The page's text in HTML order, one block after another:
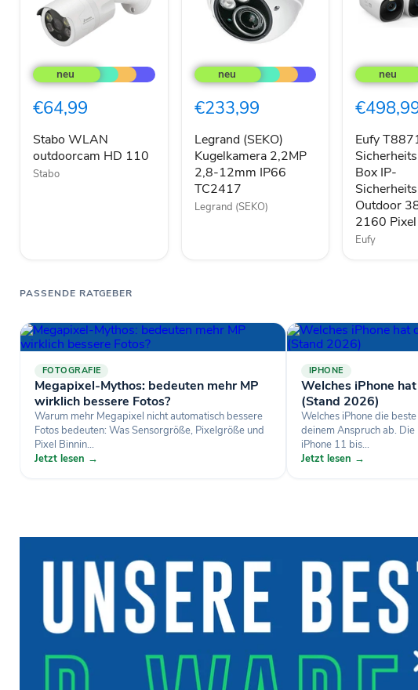
WLAN
outdoorcam
110
€64,99
Stabo WLAN
outdoorcam HD 110
Stabo
(SEKO)
Kugelkamera
2,8-
IP66
TC2417
€233,99
Legrand (SEKO)
Kugelkamera 2,2MP
2,8-12mm IP66
TC2417
Legrand (SEKO)
IP-
Outdoor
3840
x
2160
Pixel
Wand
Eufy
Box IP-
Outdoor
2160
Eufy
PASSENDE RATGEBER
FOTOGRAFIE
Megapixel-Mythos: bedeuten mehr MP
wirklich bessere Fotos?
Warum mehr Megapixel nicht automatisch bessere
Fotos bedeuten: Was Sensorgröße, Pixelgröße und
Pixel Binnin...
Jetzt lesen →
IPHONE
Welches iPhone
(Stand 2026)
Welches iPhone die
deinem Anspruch ab.
iPhone 11 bis...
Jetzt lesen →